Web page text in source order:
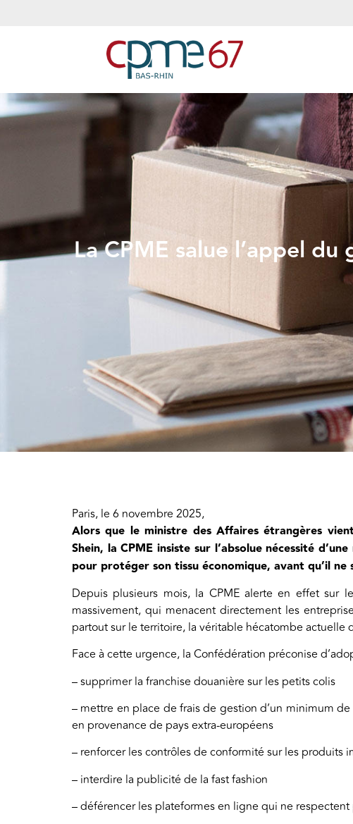
La CPME salue l’appel
Paris, le 6 novembre 2025,
Alors que le ministre des Affaires étrangères
Shein, la CPME insiste sur l’absolue nécessité
pour protéger son tissu économique, avant qu’il
Depuis plusieurs mois, la CPME alerte en effet sur
massivement, qui menacent directement les
partout sur le territoire, la véritable hécatombe
Face à cette urgence, la Confédération préconise
– supprimer la franchise douanière sur les petits colis
– mettre en place de frais de gestion d’un minimum
en provenance de pays extra-européens
– renforcer les contrôles de conformité sur les produits
– interdire la publicité de la fast fashion
– déférencer les plateformes en ligne qui ne respectent